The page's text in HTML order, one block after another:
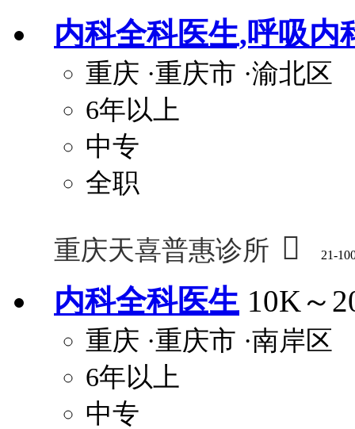
内科全科医生,呼吸内
重庆 ·重庆市 ·渝北区
6年以上
中专
全职
重庆天喜普惠诊所  21-
内科全科医生 10K～
重庆 ·重庆市 ·南岸区
6年以上
中专